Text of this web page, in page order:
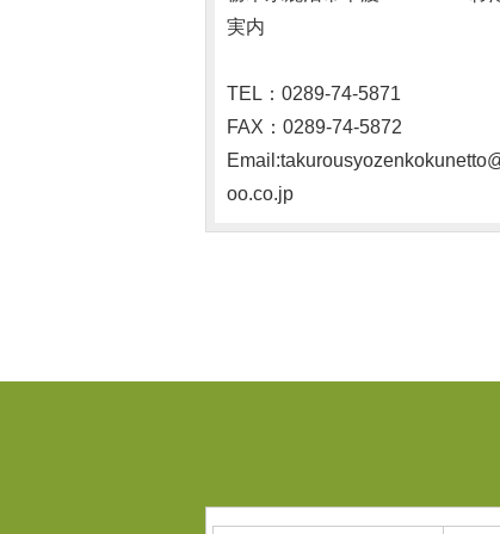
実内
TEL：0289‐74‐5871
FAX：0289-74-5872
oo.co.jp